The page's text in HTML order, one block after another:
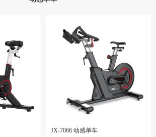
JX-7066 动感单车